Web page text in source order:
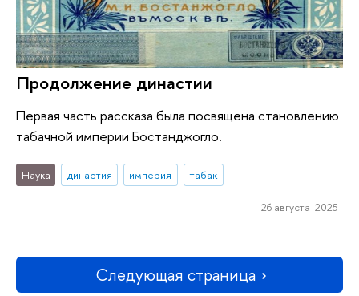
Продолжение династии
Первая часть рассказа была посвящена становлению
табачной империи Бостанджогло.
Наука династия империя табак
26 августа 2025
Следующая страница